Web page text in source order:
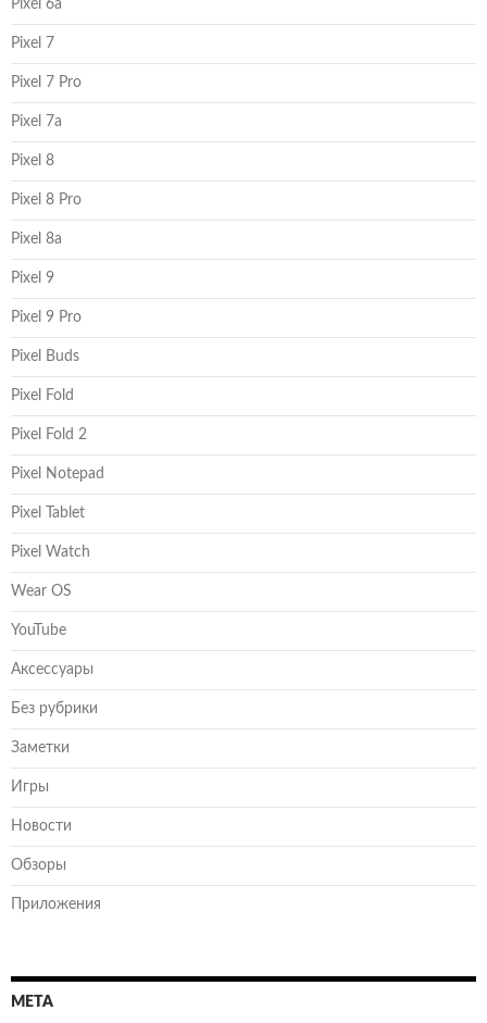
Pixel 6a
Pixel 7
Pixel 7 Pro
Pixel 7a
Pixel 8
Pixel 8 Pro
Pixel 8a
Pixel 9
Pixel 9 Pro
Pixel Buds
Pixel Fold
Pixel Fold 2
Pixel Notepad
Pixel Tablet
Pixel Watch
Wear OS
YouTube
Аксессуары
Без рубрики
Заметки
Игры
Новости
Обзоры
Приложения
МЕТА